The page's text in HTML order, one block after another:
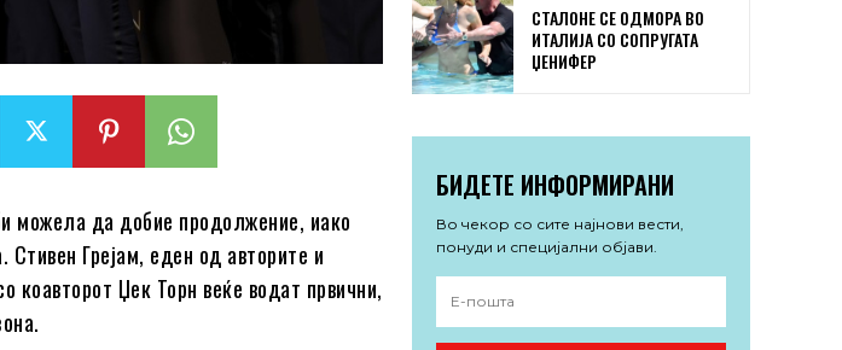
можела да добие продолжение, иако
Грејам, еден од авторите и
коавторот Џек Торн веќе водат првични,
СТАЛОНЕ СЕ ОДМОРА ВО
ИТАЛИЈА СО СОПРУГАТА
ЏЕНИФЕР
БИДЕТЕ ИНФОРМИРАНИ
Во чекор со сите најнови вести,
понуди и специјални објави.